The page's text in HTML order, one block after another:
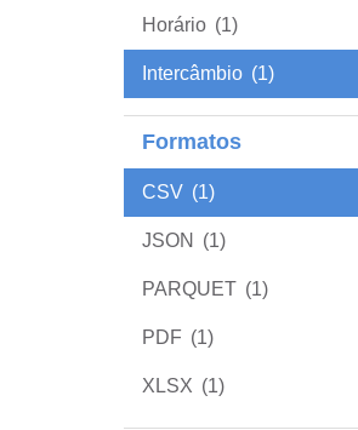
Horário (1)
Intercâmbio (1)
Formatos
CSV (1)
JSON (1)
PARQUET (1)
PDF (1)
XLSX (1)